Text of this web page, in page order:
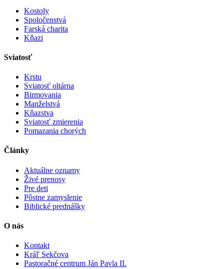
Kostoly
Spoločenstvá
Farská charita
Kňazi
Sviatosť
Krstu
Sviatosť oltárna
Birmovania
Manželstvá
Kňazstva
Sviatosť zmierenia
Pomazania chorých
Články
Aktuálne oznamy
Živé prenosy
Pre deti
Pôstne zamyslenie
Biblické prednášky
O nás
Kontakt
Kráľ Sekčova
Pastoračné centrum Ján Pavla II.